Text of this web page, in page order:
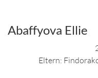
Abaffyova Ellie
Eltern: